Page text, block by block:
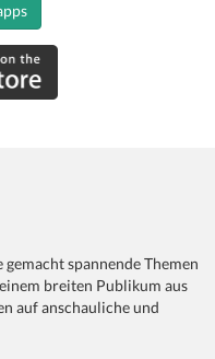
spannende Themen
breiten Publikum aus
auf anschauliche und